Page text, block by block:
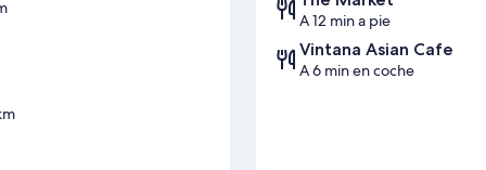
A 12 min a pie
Vintana Asian Cafe
A 6 min en coche